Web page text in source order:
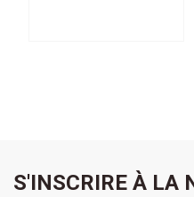
S'INSCRIRE À LA